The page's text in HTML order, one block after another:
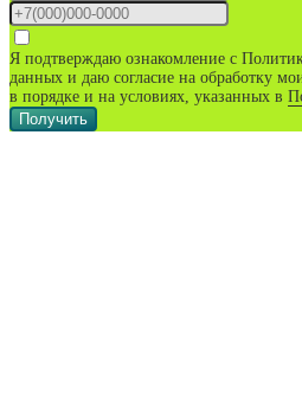
Я подтверждаю ознакомление с
данных и даю согласие на обработку
в порядке и на условиях, указанных в
Получить